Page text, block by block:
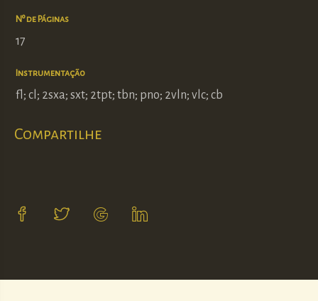
Nº de Páginas
17
Instrumentação
fl; cl; 2sxa; sxt; 2tpt; tbn; pno; 2vln; vlc; cb
Compartilhe